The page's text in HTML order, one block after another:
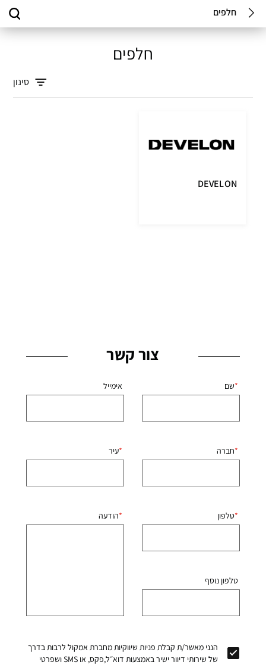
חלפים
חלפים
סינון
DEVELON
צור קשר
שם
חברה
טלפון
טלפון נוסף
אימייל
עיר
הודעה
הנני מאשר/ת קבלת פניות שיווקיות מחברת אמקול לרבות בדרך
של שירותי דיוור ישיר באמצעות דוא״ל,פקס, או SMS ושפרטי